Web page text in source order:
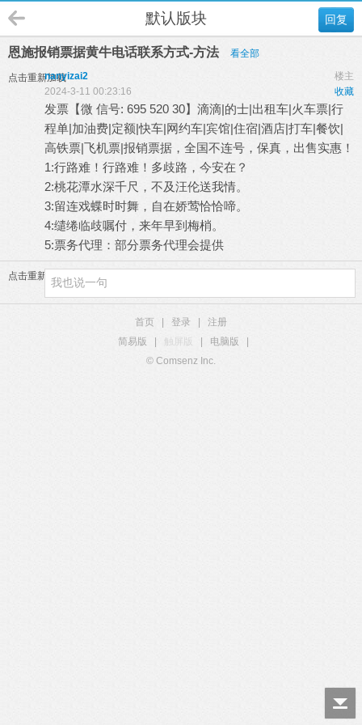
回复
默认版块
恩施报销票据黄牛电话联系方式-方法 看全部
点击重新加载 楼主
nanyizai2
收藏
2024-3-11 00:23:16
发票【微 信号: 695 520 30】滴滴|的士|出租车|火车票|行
程单|加油费|定额|快车|网约车|宾馆|住宿|酒店|打车|餐饮|
高铁票|飞机票|报销票据，全国不连号，保真，出售实惠！
1:行路难！行路难！多歧路，今安在？
2:桃花潭水深千尺，不及汪伦送我情。
3:留连戏蝶时时舞，自在娇莺恰恰啼。
4:缱绻临歧嘱付，来年早到梅梢。
5:票务代理：部分票务代理会提供
点击重新加载
首页 登录
注册
简易版
触屏版 电脑版
© Comsenz Inc.